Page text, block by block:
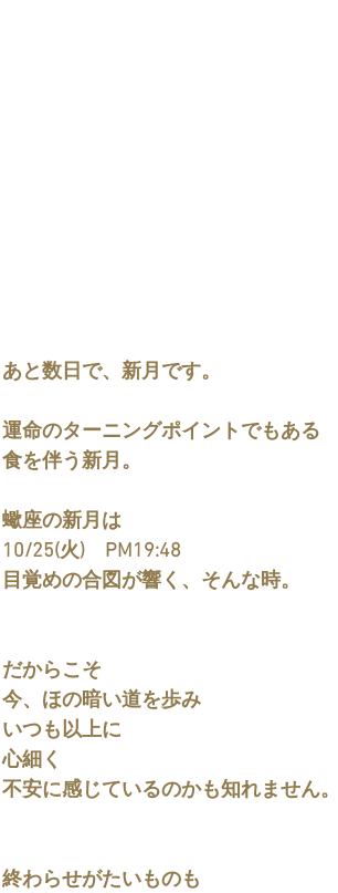
あと数日で、新月です。
運命のターニングポイントでもある
食を伴う新月。
蠍座の新月は
10/25(火)　PM19:48
目覚めの合図が響く、そんな時。
だからこそ
今、ほの暗い道を歩み
いつも以上に
心細く
不安に感じているのかも知れません。
終わらせがたいものも